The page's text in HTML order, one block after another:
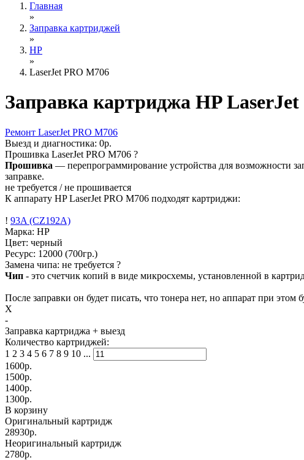
Главная
»
Заправка картриджей
»
HP
»
LaserJet PRO M706
Заправка картриджа HP
Ремонт LaserJet PRO M706
Выезд и диагностика: 0р.
Прошивка LaserJet PRO M706 ?
Прошивка — перепрограммирование устройства для возможности
заправке.
не требуется / не прошивается
К аппарату HP LaserJet PRO M706 подходят картриджи:
! 93A (CZ192A)
Марка: HP
Цвет: черный
Ресурс: 12000 (700гр.)
Замена чипа: не требуется ?
Чип - это счетчик копий в виде микросхемы, установленной в
После заправки он будет писать, что тонера нет, но аппарат при этом
X
-
Заправка картриджа + выезд
Количество картриджей:
1 2 3 4 5 6 7 8 9 10 ...
1600р.
1500р.
1400р.
1300р.
В корзину
Оригинальный картридж
28930р.
Неоригинальный картридж
2780р.